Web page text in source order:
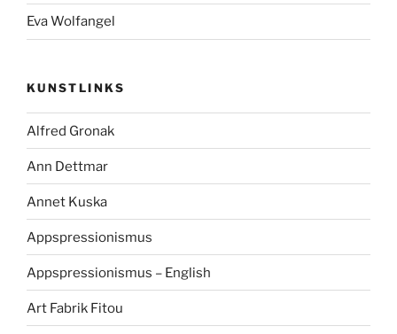
Eva Wolfangel
KUNSTLINKS
Alfred Gronak
Ann Dettmar
Annet Kuska
Appspressionismus
Appspressionismus – English
Art Fabrik Fitou